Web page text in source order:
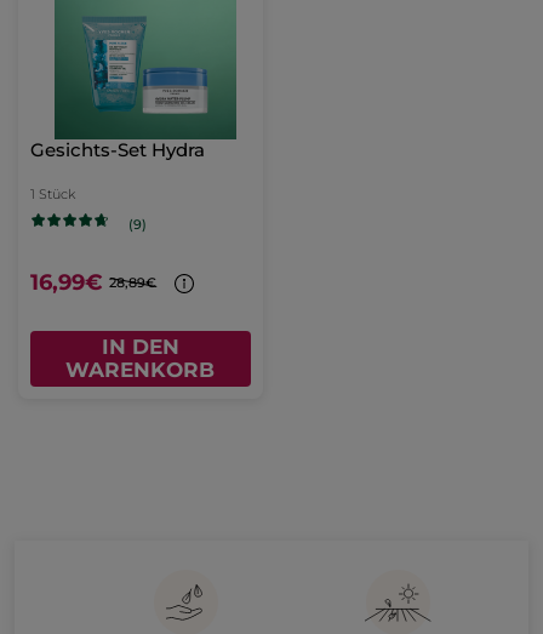
Gesichts-Set Hydra
1 Stück
(9)
16,99€ 28,89€
IN DEN
WARENKORB